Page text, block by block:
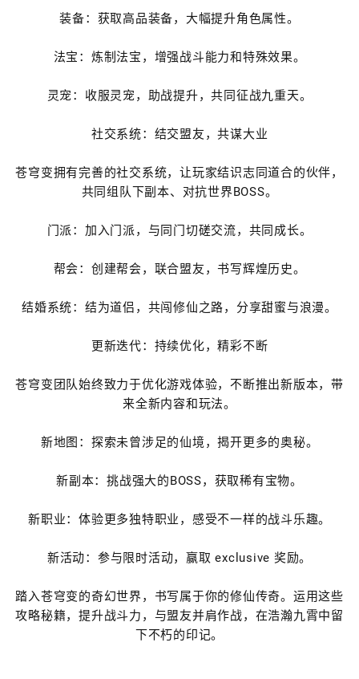
装备：获取高品装备，大幅提升角色属性。
法宝：炼制法宝，增强战斗能力和特殊效果。
灵宠：收服灵宠，助战提升，共同征战九重天。
社交系统：结交盟友，共谋大业
苍穹变拥有完善的社交系统，让玩家结识志同道合的伙伴，
共同组队下副本、对抗世界BOSS。
门派：加入门派，与同门切磋交流，共同成长。
帮会：创建帮会，联合盟友，书写辉煌历史。
结婚系统：结为道侣，共闯修仙之路，分享甜蜜与浪漫。
更新迭代：持续优化，精彩不断
苍穹变团队始终致力于优化游戏体验，不断推出新版本，带
来全新内容和玩法。
新地图：探索未曾涉足的仙境，揭开更多的奥秘。
新副本：挑战强大的BOSS，获取稀有宝物。
新职业：体验更多独特职业，感受不一样的战斗乐趣。
新活动：参与限时活动，赢取 exclusive 奖励。
踏入苍穹变的奇幻世界，书写属于你的修仙传奇。运用这些
攻略秘籍，提升战斗力，与盟友并肩作战，在浩瀚九霄中留
下不朽的印记。